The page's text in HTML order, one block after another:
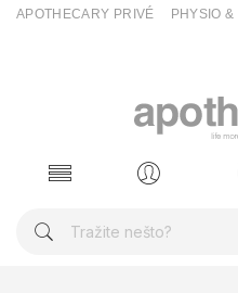
APOTHECARY PRIVÉ PHYSIO &